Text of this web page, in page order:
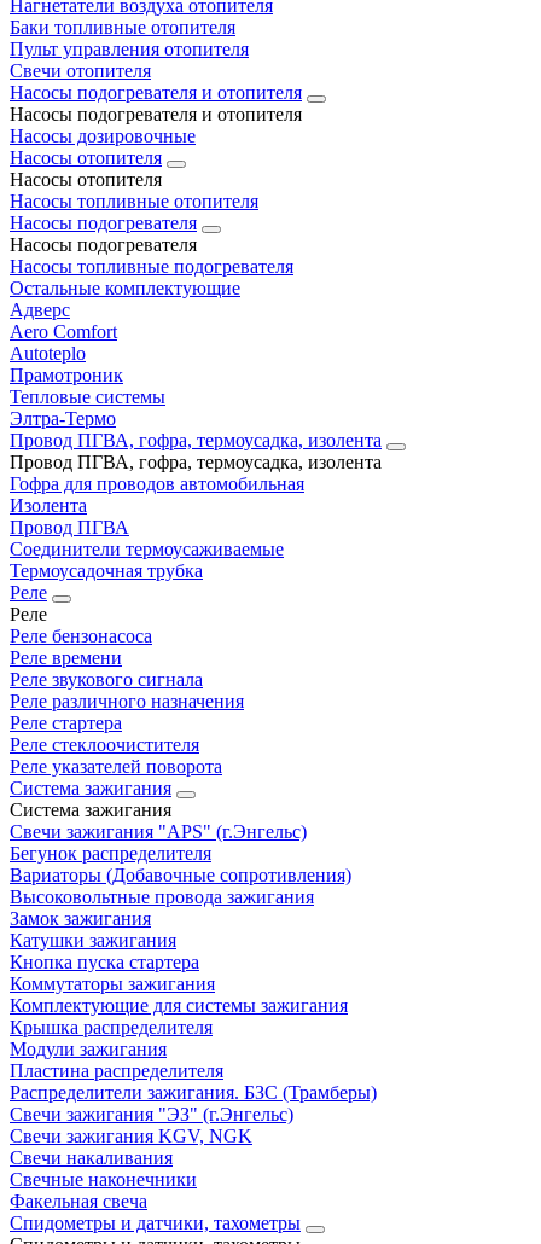
Нагнетатели воздуха отопителя
Баки топливные отопителя
Пульт управления отопителя
Свечи отопителя
Насосы подогревателя и отопителя
Насосы подогревателя и отопителя
Насосы дозировочные
Насосы отопителя
Насосы отопителя
Насосы топливные отопителя
Насосы подогревателя
Насосы подогревателя
Насосы топливные подогревателя
Остальные комплектующие
Адверс
Aero Comfort
Autoteplo
Прамотроник
Тепловые системы
Элтра-Термо
Провод ПГВА, гофра, термоусадка, изолента
Провод ПГВА, гофра, термоусадка, изолента
Гофра для проводов автомобильная
Изолента
Провод ПГВА
Соединители термоусаживаемые
Термоусадочная трубка
Реле
Реле
Реле бензонасоса
Реле времени
Реле звукового сигнала
Реле различного назначения
Реле стартера
Реле стеклоочистителя
Реле указателей поворота
Система зажигания
Система зажигания
Свечи зажигания "APS" (г.Энгельс)
Бегунок распределителя
Вариаторы (Добавочные сопротивления)
Высоковольтные провода зажигания
Замок зажигания
Катушки зажигания
Кнопка пуска стартера
Коммутаторы зажигания
Комплектующие для системы зажигания
Крышка распределителя
Модули зажигания
Пластина распределителя
Распределители зажигания. БЗС (Трамберы)
Свечи зажигания "ЭЗ" (г.Энгельс)
Свечи зажигания KGV, NGK
Свечи накаливания
Свечные наконечники
Факельная свеча
Спидометры и датчики, тахометры